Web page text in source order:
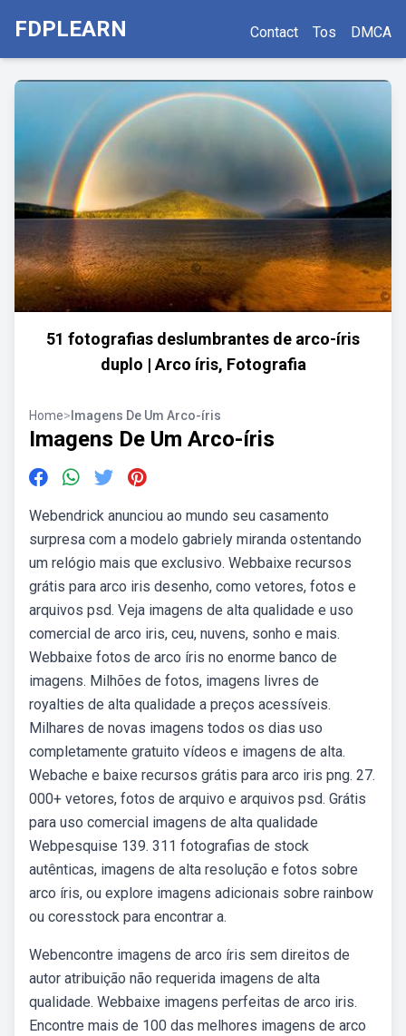
FDPLEARN Contact Tos DMCA
51 fotografias deslumbrantes de arco-íris
duplo | Arco íris, Fotografia
Home> Imagens De Um Arco-íris
Imagens De Um Arco-íris
Webendrick anunciou ao mundo seu casamento
surpresa com a modelo gabriely miranda ostentando
um relógio mais que exclusivo. Webbaixe recursos
grátis para arco iris desenho, como vetores, fotos e
arquivos psd. Veja imagens de alta qualidade e uso
comercial de arco iris, ceu, nuvens, sonho e mais.
Webbaixe fotos de arco íris no enorme banco de
imagens. Milhões de fotos, imagens livres de
royalties de alta qualidade a preços acessíveis.
Milhares de novas imagens todos os dias uso
completamente gratuito vídeos e imagens de alta.
Webache e baixe recursos grátis para arco iris png. 27.
000+ vetores, fotos de arquivo e arquivos psd. Grátis
para uso comercial imagens de alta qualidade
Webpesquise 139. 311 fotografias de stock
autênticas, imagens de alta resolução e fotos sobre
arco íris, ou explore imagens adicionais sobre rainbow
ou coresstock para encontrar a.
Webencontre imagens de arco íris sem direitos de
autor atribuição não requerida imagens de alta
qualidade. Webbaixe imagens perfeitas de arco iris.
Encontre mais de 100 das melhores imagens de arco